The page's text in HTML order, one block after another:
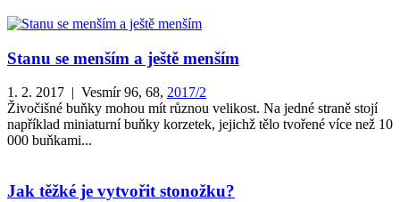
Stanu se menším a ještě menším
1. 2. 2017 | Vesmír 96, 68, 2017/2
Živočišné buňky mohou mít různou velikost. Na jedné straně stojí
například miniaturní buňky korzetek, jejichž tělo tvořené více než 10
000 buňkami...
Jak těžké je vytvořit stonožku?